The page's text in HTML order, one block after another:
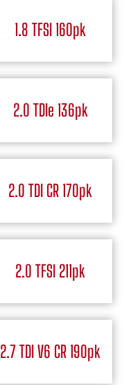
1.8 TFSI 160pk
2.0 TDIe 136pk
2.0 TDI CR 170pk
2.0 TFSI 211pk
2.7 TDI V6 CR 190pk